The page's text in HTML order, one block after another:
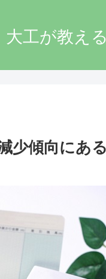
大工が教え
少傾向にあ